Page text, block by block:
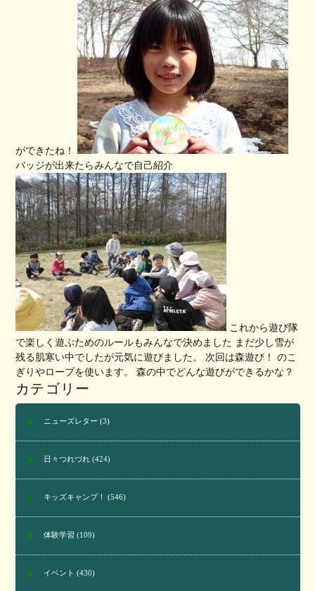
ができたね！
バッジが出来たらみんなで自己紹介
これから遊び隊
で楽しく遊ぶためのルールもみんなで決めました まだ少し雪が
残る肌寒い中でしたが元気に遊びました。 次回は森遊び！ のこ
ぎりやロープを使います。 森の中でどんな遊びができるかな？
カテゴリー
ニューズレター (3)
日々つれづれ(424)
キッズキャンプ！ (546)
体験学習 (109)
イベント (430)